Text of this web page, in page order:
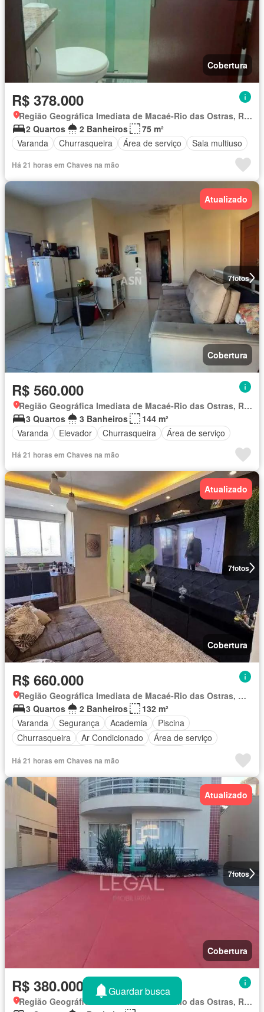
Cobertura
R$ 378.000
Região Geográfica Imediata de Macaé-Rio das Ostras, Rio das Ostras
2 Quartos
2 Banheiros
75 m²
Varanda
Churrasqueira Área de serviço Sala multiuso
Há 21 horas em Chaves na mão
7fotos
Atualizado
Cobertura
R$ 560.000
Região Geográfica Imediata de Macaé-Rio das Ostras, Rio das Ostras
3 Quartos
3 Banheiros
144 m²
Varanda
Elevador Churrasqueira Área de serviço
Há 21 horas em Chaves na mão
7fotos
Atualizado
Cobertura
R$ 660.000
Região Geográfica Imediata de Macaé-Rio das Ostras, Macaé
3 Quartos
2 Banheiros
132 m²
Varanda
Segurança Academia
Piscina
Churrasqueira
Ar Condicionado
Área de serviço
Há 21 horas em Chaves na mão
7fotos
Atualizado
Cobertura
R$ 380.000
Região Geográfica Imediata de Macaé-Rio das Ostras, Rio das Ostras
Guardar busca